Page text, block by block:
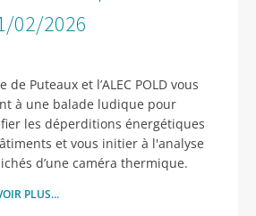
02/2026
de Puteaux et l’ALEC POLD vous
à une balade ludique pour
les déperditions énergétiques
et vous initier à l'analyse
d’une caméra thermique.
PLUS...